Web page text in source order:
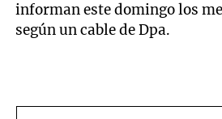
informan este domingo los
según un cable de Dpa.